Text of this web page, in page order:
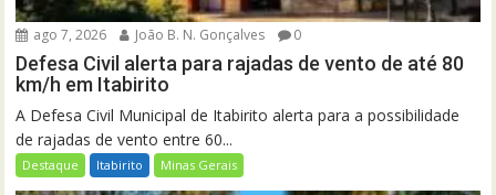
ago 7, 2026 João B. N. Gonçalves 0
Defesa Civil alerta para rajadas de vento de até 80
km/h em Itabirito
A Defesa Civil Municipal de Itabirito alerta para a possibilidade
de rajadas de vento entre 60...
Destaque Itabirito Minas Gerais